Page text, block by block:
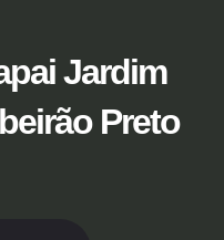
Jardim
Preto